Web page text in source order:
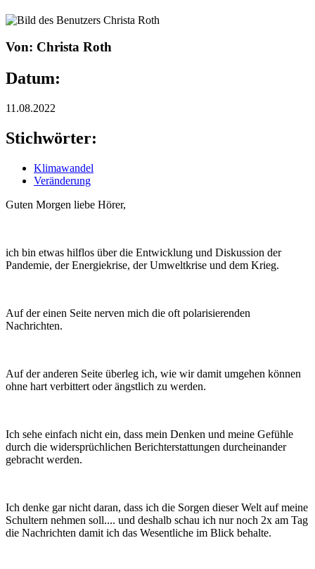
Von: Christa Roth
Datum:
11.08.2022
Stichwörter:
Klimawandel
Veränderung
Guten Morgen liebe Hörer,
ich bin etwas hilflos über die Entwicklung und Diskussion der
Pandemie, der Energiekrise, der Umweltkrise und dem Krieg.
Auf der einen Seite nerven mich die oft polarisierenden
Nachrichten.
Auf der anderen Seite überleg ich, wie wir damit umgehen können
ohne hart verbittert oder ängstlich zu werden.
Ich sehe einfach nicht ein, dass mein Denken und meine Gefühle
durch die widersprüchlichen Berichterstattungen durcheinander
gebracht werden.
Ich denke gar nicht daran, dass ich die Sorgen dieser Welt auf meine
Schultern nehmen soll.... und deshalb schau ich nur noch 2x am Tag
die Nachrichten damit ich das Wesentliche im Blick behalte.